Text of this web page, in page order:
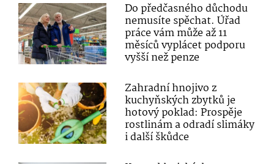
Do předčasného důchodu
nemusíte spěchat. Úřad
práce vám může až 11
měsíců vyplácet podporu
vyšší než penze
Zahradní hnojivo z
kuchyňských zbytků je
hotový poklad: Prospěje
rostlinám a odradí slimáky
i další škůdce